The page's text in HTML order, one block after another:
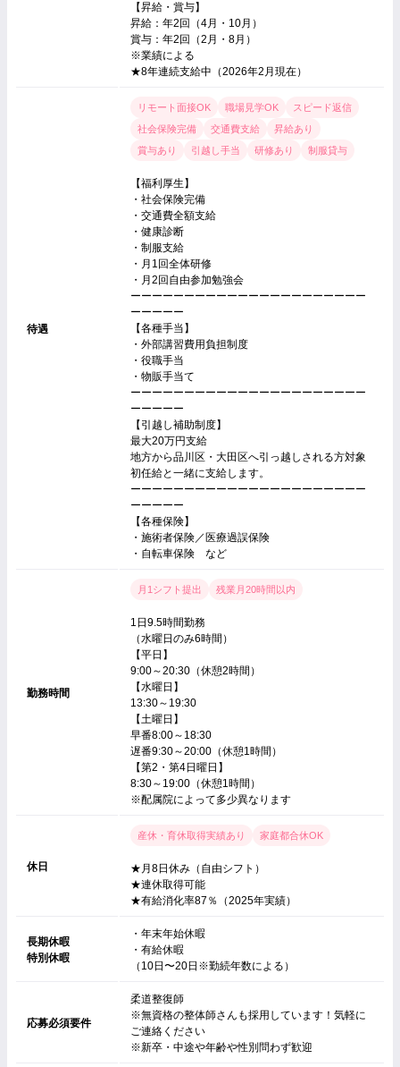
【昇給・賞与】
昇給：年2回（4月・10月）
賞与：年2回（2月・8月）
※業績による
★8年連続支給中（2026年2月現在）
待遇
リモート面接OK 職場見学OK
スピード返信
社会保険完備
交通費支給
昇給あり
賞与あり
引越し手当 研修あり 制服貸与
【福利厚生】
・社会保険完備
・交通費全額支給
・健康診断
・制服支給
・月1回全体研修
・月2回自由参加勉強会
ーーーーーーーーーーーーーーーーーーーーーー
ーーーーー
【各種手当】
・外部講習費用負担制度
・役職手当
・物販手当て
ーーーーーーーーーーーーーーーーーーーーーー
ーーーーー
【引越し補助制度】
最大20万円支給
地方から品川区・大田区へ引っ越しされる方対象
初任給と一緒に支給します。
ーーーーーーーーーーーーーーーーーーーーーー
ーーーーー
【各種保険】
・施術者保険／医療過誤保険
・自転車保険 など
勤務時間
月1シフト提出 残業月20時間以内
1日9.5時間勤務
（水曜日のみ6時間）
【平日】
9:00～20:30（休憩2時間）
【水曜日】
13:30～19:30
【土曜日】
早番8:00～18:30
遅番9:30～20:00（休憩1時間）
【第2・第4日曜日】
8:30～19:00（休憩1時間）
※配属院によって多少異なります
休日
産休・育休取得実績あり 家庭都合休OK
★月8日休み（自由シフト）
★連休取得可能
★有給消化率87％（2025年実績）
長期休暇
特別休暇
・年末年始休暇
・有給休暇
（10日〜20日※勤続年数による）
応募必須要件
柔道整復師
※無資格の整体師さんも採用しています！気軽に
ご連絡ください
※新卒・中途や年齢や性別問わず歓迎